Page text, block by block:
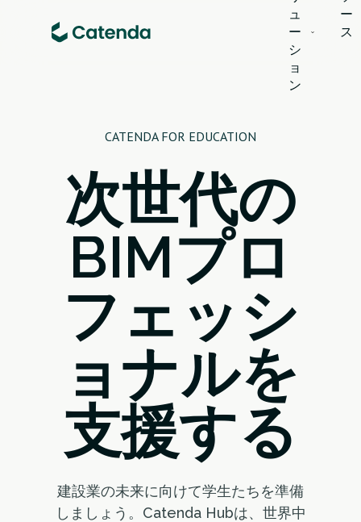
ュ
ー
シ
ョ
ン
ー
ス
CATENDA FOR EDUCATION
次世代の
BIMプロ
フェッシ
ョナルを
支援する
建設業の未来に向けて学生たちを準備
しましょう。Catenda Hubは、世界中